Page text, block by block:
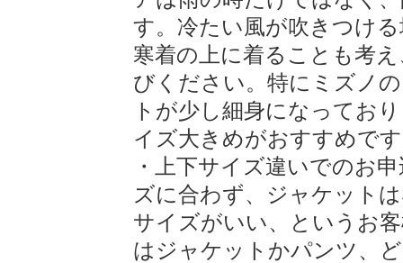
す。冷たい風が吹きつけ
寒着の上に着ることも考
びください。特にミズノ
トが少し細身になってお
イズ大きめがおすすめで
・上下サイズ違いでのお
ズに合わず、ジャケット
サイズがいい、というお
はジャケットかパンツ、